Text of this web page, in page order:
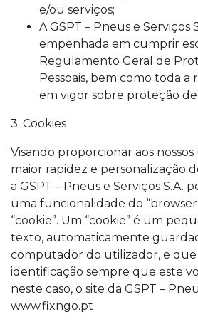
e/ou serviços;
A GSPT – Pneus e Serviços
empenhada em cumprir
Regulamento Geral de
Pessoais, bem como toda a
em vigor sobre proteção de
3. Cookies
Visando proporcionar aos
maior rapidez e personalização
a GSPT – Pneus e Serviços S.A.
uma funcionalidade do
“cookie”. Um “cookie” é um
texto, automaticamente
computador do utilizador, e que
identificação sempre que este
neste caso, o site da GSPT –
www.fixngo.pt